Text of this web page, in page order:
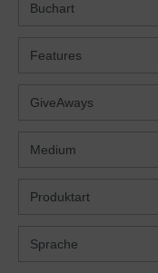
Buchart
Features
GiveAways
Medium
Produktart
Sprache